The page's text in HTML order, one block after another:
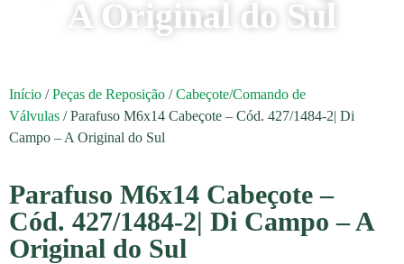
A Original do Sul
Início /Peças de Reposição /Cabeçote/Comando de
Válvulas / Parafuso M6x14 Cabeçote – Cód. 427/1484-2| Di
Campo – A Original do Sul
Parafuso M6x14 Cabeçote –
Cód. 427/1484-2| Di Campo – A
Original do Sul